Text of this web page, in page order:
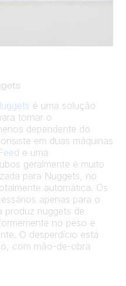
é uma solução
tornar o
dependente do
em duas máquinas
e uma
geralmente é muito
para Nuggets, no
automática. Os
apenas para o
produz nuggets de
no peso e
O desperdício está
com mão-de-obra